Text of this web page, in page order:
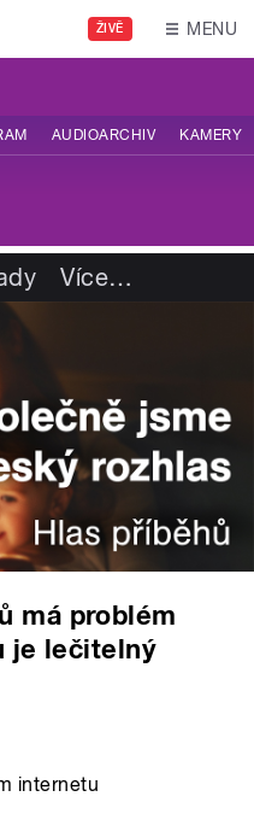
ŽIVĚ MENU
AUDIOARCHIV KAMERY
Více…
má problém
je lečitelný
internetu